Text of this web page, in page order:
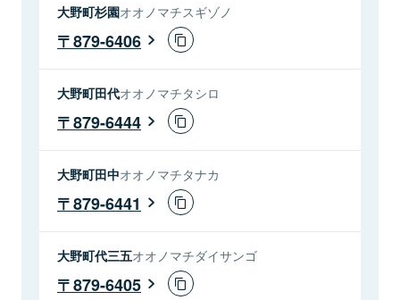
大野町杉園オオノマチスギゾノ
879-6406
大野町田代オオノマチタシロ
879-6444
大野町田中オオノマチタナカ
879-6441
大野町代三五オオノマチダイサンゴ
879-6405